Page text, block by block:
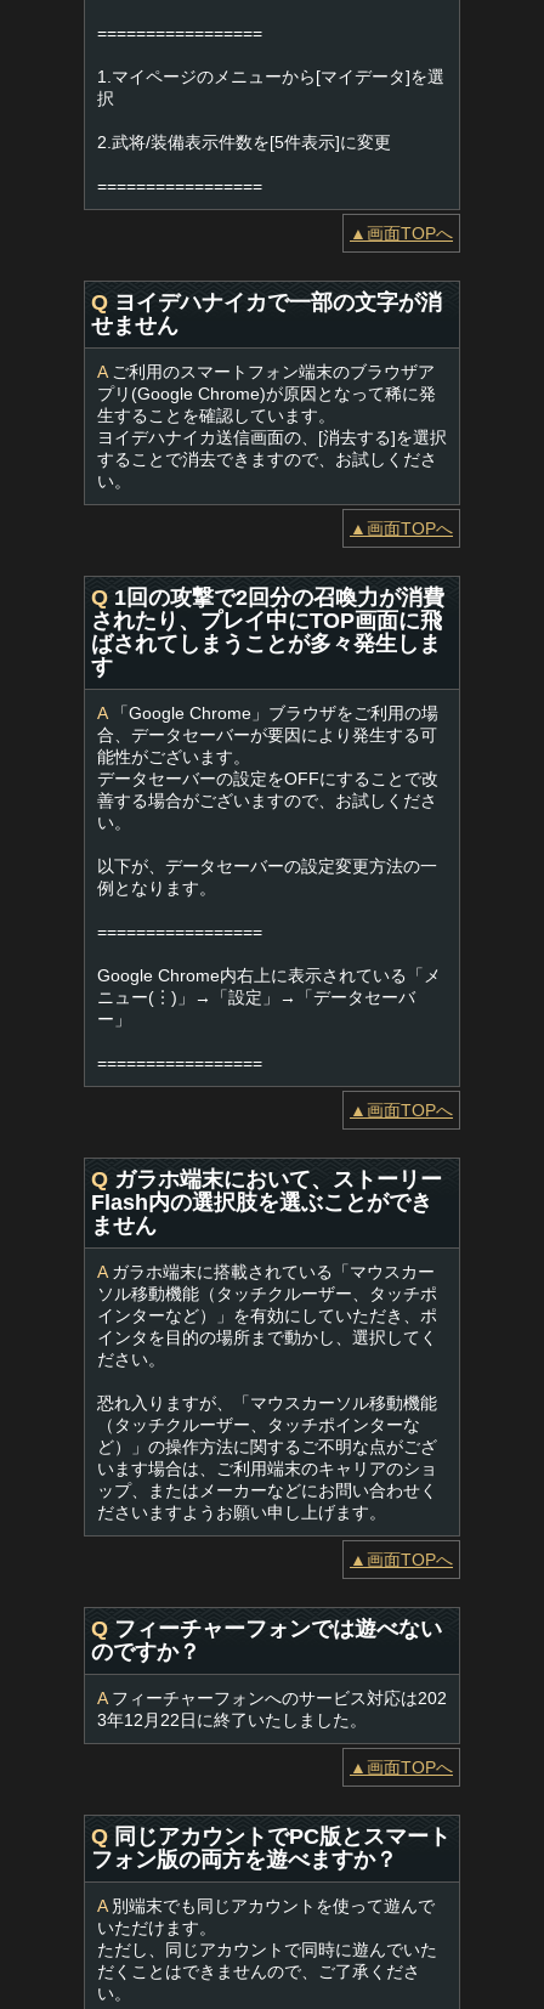
=================
1.マイページのメニューから[マイデータ]を選
択
2.武将/装備表示件数を[5件表示]に変更
=================
▲画面TOPへ
Q ヨイデハナイカで一部の文字が消
せません
Aご利用のスマートフォン端末のブラウザア
プリ(Google Chrome)が原因となって稀に発
生することを確認しています。
ヨイデハナイカ送信画面の、[消去する]を選択
することで消去できますので、お試しくださ
い。
▲画面TOPへ
Q 1回の攻撃で2回分の召喚力が消費
されたり、プレイ中にTOP画面に飛
ばされてしまうことが多々発生しま
す
A「Google Chrome」ブラウザをご利用の場
合、データセーバーが要因により発生する可
能性がございます。
データセーバーの設定をOFFにすることで改
善する場合がございますので、お試しくださ
い。
以下が、データセーバーの設定変更方法の一
例となります。
=================
Google Chrome内右上に表示されている「メ
ニュー(︙)」→「設定」→「データセーバ
ー」
=================
▲画面TOPへ
Q ガラホ端末において、ストーリー
Flash内の選択肢を選ぶことができ
ません
Aガラホ端末に搭載されている「マウスカー
ソル移動機能（タッチクルーザー、タッチポ
インターなど）」を有効にしていただき、ポ
インタを目的の場所まで動かし、選択してく
ださい。
恐れ入りますが、「マウスカーソル移動機能
（タッチクルーザー、タッチポインターな
ど）」の操作方法に関するご不明な点がござ
います場合は、ご利用端末のキャリアのショ
ップ、またはメーカーなどにお問い合わせく
ださいますようお願い申し上げます。
▲画面TOPへ
Q フィーチャーフォンでは遊べない
のですか？
Aフィーチャーフォンへのサービス対応は202
3年12月22日に終了いたしました。
▲画面TOPへ
Q 同じアカウントでPC版とスマート
フォン版の両方を遊べますか？
A別端末でも同じアカウントを使って遊んで
いただけます。
ただし、同じアカウントで同時に遊んでいた
だくことはできませんので、ご了承くださ
い。